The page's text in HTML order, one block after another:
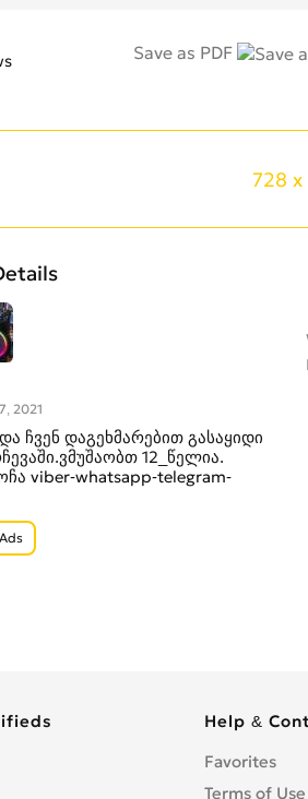
Save as PDF
728
2021
ჩვენ დაგეხმარებით გასაყიდი
12_წელია.
viber-whatsapp-telegram-
Help &
Favorites
Terms of Use